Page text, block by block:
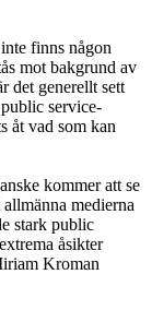
finns någon
mot bakgrund av
det generellt sett
service-
åt vad som kan
kommer att se
medierna
stark public
åsikter
Kroman